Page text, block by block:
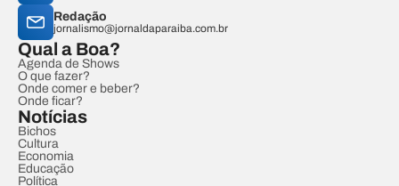
Redação
jornalismo@jornaldaparaiba.com.br
Qual a Boa?
Agenda de Shows
O que fazer?
Onde comer e beber?
Onde ficar?
Notícias
Bichos
Cultura
Economia
Educação
Política